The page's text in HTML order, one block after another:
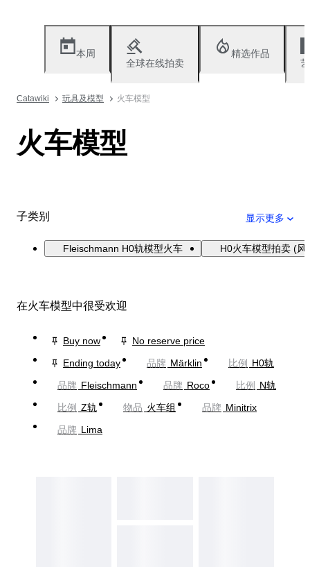
本周
全球在线拍卖
精选作品
Catawiki 玩具及模型 火车模型
火车模型
子类别 显示更多
Fleischmann H0轨模型火车 H0火车模型拍卖 (风
在火车模型中很受欢迎
Buy now
No reserve price
Ending today
品牌 Märklin 比例
H0轨
品牌 Fleischmann 品牌 Roco 比例
N轨
比例 Z轨 物品 火车组 品牌 Minitrix
品牌 Lima